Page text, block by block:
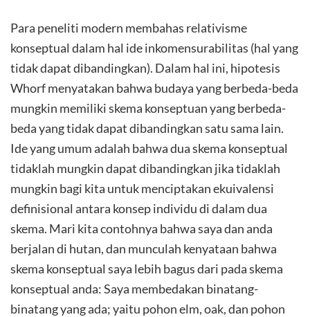
Para peneliti modern membahas relativisme
konseptual dalam hal ide inkomensurabilitas (hal yang
tidak dapat dibandingkan). Dalam hal ini, hipotesis
Whorf menyatakan bahwa budaya yang berbeda-beda
mungkin memiliki skema konseptuan yang berbeda-
beda yang tidak dapat dibandingkan satu sama lain.
Ide yang umum adalah bahwa dua skema konseptual
tidaklah mungkin dapat dibandingkan jika tidaklah
mungkin bagi kita untuk menciptakan ekuivalensi
definisional antara konsep individu di dalam dua
skema. Mari kita contohnya bahwa saya dan anda
berjalan di hutan, dan munculah kenyataan bahwa
skema konseptual saya lebih bagus dari pada skema
konseptual anda: Saya membedakan binatang-
binatang yang ada; yaitu pohon elm, oak, dan pohon